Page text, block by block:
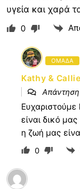
υγεία και χαρά
0
ΟΜΑΔΑ
Kathy & Callie
Απάντηση
Ευχαριστούμε
είναι δικό
η ζωή μας
0